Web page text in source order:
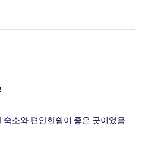
소와 편안한쉼이 좋은 곳이었음